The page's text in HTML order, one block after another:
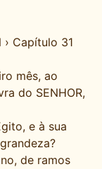
› Capítulo 31
mês, ao
do SENHOR,
e à sua
de ramos